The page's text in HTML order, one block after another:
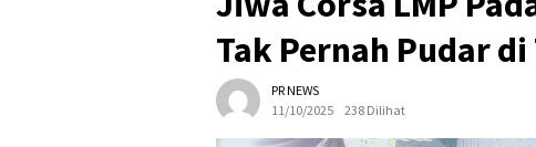
Tak Pernah Pudar
PR NEWS
11/10/2025
238 Dilihat